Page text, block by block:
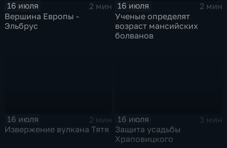
16 июля
2 мин
Вершина Европы -
Эльбрус
16 июля
2 мин
Ученые определят
возраст мансийских
болванов
16 июля
2 мин
Извержение вулкана Тятя
16 июля
3 мин
Защита усадьбы
Храповицкого